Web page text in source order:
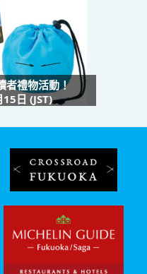
禮物活動！
日 (JST)